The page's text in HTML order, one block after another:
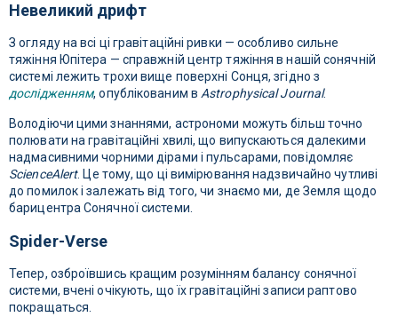
Невеликий дрифт
З огляду на всі ці гравітаційні ривки — особливо сильне
тяжіння Юпітера — справжній центр тяжіння в нашій сонячній
системі лежить трохи вище поверхні Сонця, згідно з
дослідженням, опублікованим вAstrophysical Journal.
Володіючи цими знаннями, астрономи можуть більш точно
полювати на гравітаційні хвилі, що випускаються далекими
надмасивними чорними дірами і пульсарами, повідомляє
ScienceAlert. Це тому, що ці вимірювання надзвичайно чутливі
до помилок і залежать від того, чи знаємо ми, де Земля щодо
барицентра Сонячної системи.
Spider-Verse
Тепер, озброївшись кращим розумінням балансу сонячної
системи, вчені очікують, що їх гравітаційні записи раптово
покращаться.